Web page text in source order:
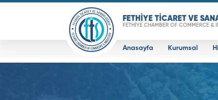
FETHİYE TİCARET VE
FETHİYE CHAMBER OF COMMERCE &
Anasayfa Kurumsal